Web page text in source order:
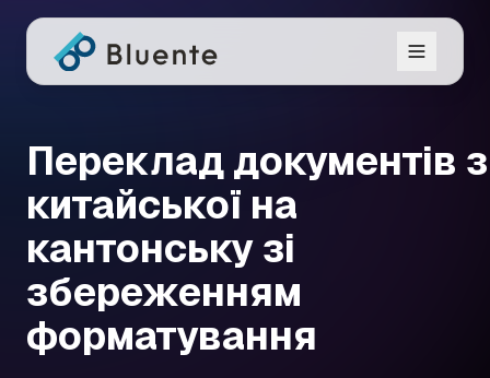
Переклад документів з
китайської на
кантонську зі
збереженням
форматування